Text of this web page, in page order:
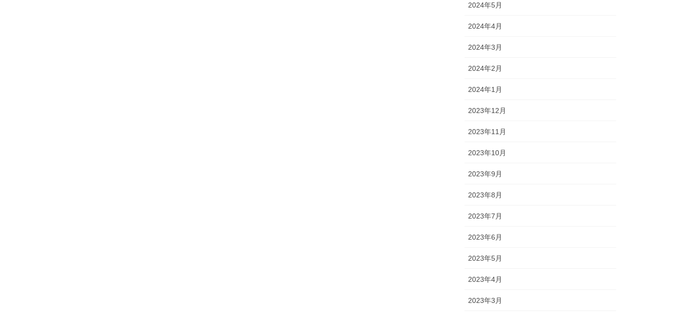
2024年5月
2024年4月
2024年3月
2024年2月
2024年1月
2023年12月
2023年11月
2023年10月
2023年9月
2023年8月
2023年7月
2023年6月
2023年5月
2023年4月
2023年3月